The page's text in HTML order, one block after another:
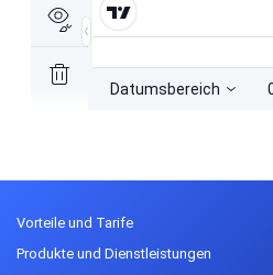
Vorteile und Tarife
Produkte und Dienstleistungen